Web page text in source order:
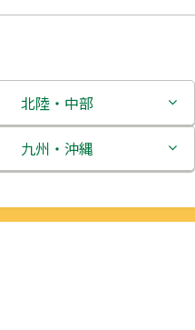
北陸・中部
新潟県
九州・沖縄